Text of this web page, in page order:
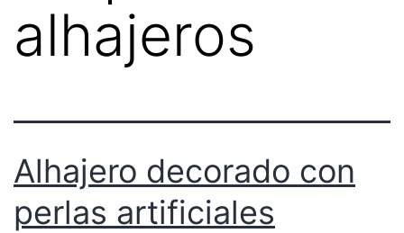
alhajeros
Alhajero decorado con
perlas artificiales